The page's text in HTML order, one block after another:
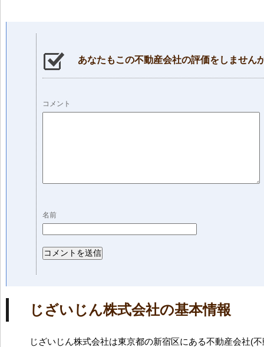
あなたもこの不動産会社の評価をしません
コメント
名前
じざいじん株式会社の基本情報
じざいじん株式会社は東京都の新宿区にある不動産会社(